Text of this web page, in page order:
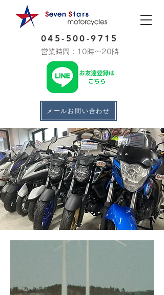
045-500-9715
営業時間：10時～20時
メールお問い合わせ